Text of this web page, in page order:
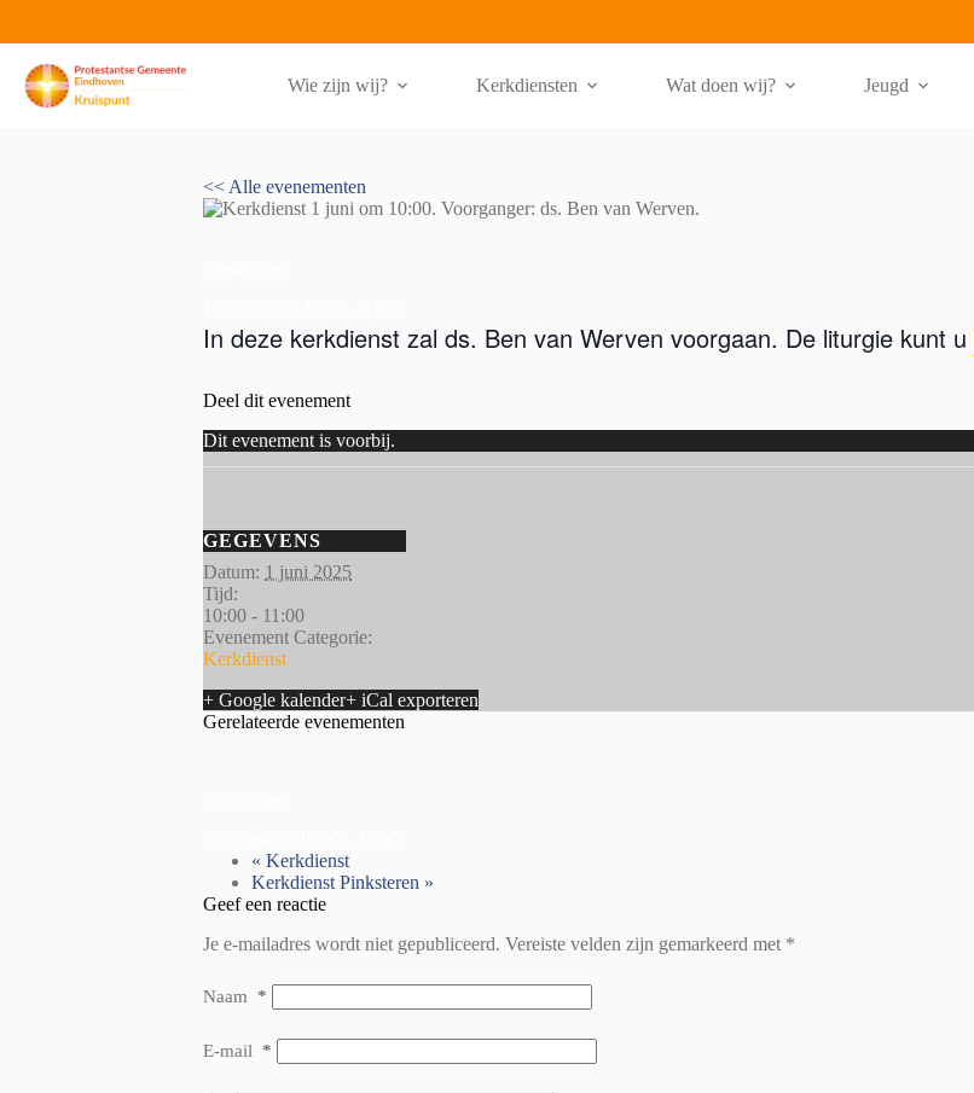
inhoud
Wie zijn wij? Kerkdiensten Wat doen wij? Jeugd
<< Alle evenementen
In deze kerkdienst zal ds. Ben van Werven voorgaan. De liturgie kunt u
Deel dit evenement
Dit evenement is voorbij.
GEGEVENS
Datum: 1 juni 2025
Tijd:
10:00 - 11:00
Evenement Categorie:
Kerkdienst
+ Google kalender+ iCal exporteren
Gerelateerde evenementen
« Kerkdienst
Kerkdienst Pinksteren »
Geef een reactie
Je e-mailadres wordt niet gepubliceerd. Vereiste velden zijn gemarkeerd met *
Naam *
E-mail *